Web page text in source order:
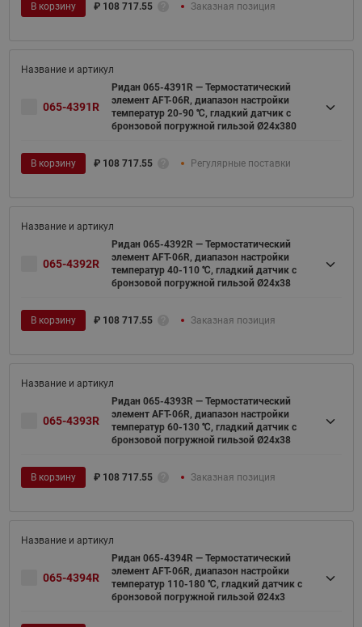
В корзину ₽ 108 717.55 Заказная позиция
065-4391R
Ридан 065-4391R — Термостатический
элемент AFT-06R, диапазон настройки
температур 20-90 ℃, гладкий датчик с
бронзовой погружной гильзой Ø24x380
В корзину ₽ 108 717.55 Регулярные поставки
065-4392R
Ридан 065-4392R — Термостатический
элемент AFT-06R, диапазон настройки
температур 40-110 ℃, гладкий датчик с
бронзовой погружной гильзой Ø24x38
В корзину ₽ 108 717.55 Заказная позиция
065-4393R
Ридан 065-4393R — Термостатический
элемент AFT-06R, диапазон настройки
температур 60-130 ℃, гладкий датчик с
бронзовой погружной гильзой Ø24x38
В корзину ₽ 108 717.55 Заказная позиция
065-4394R
Ридан 065-4394R — Термостатический
элемент AFT-06R, диапазон настройки
температур 110-180 ℃, гладкий датчик с
бронзовой погружной гильзой Ø24x3